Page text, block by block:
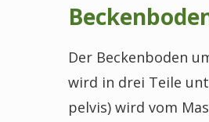
Der Beckenboden
wird in drei Teile
pelvis) wird vom